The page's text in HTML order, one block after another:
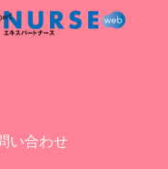
い合わせ